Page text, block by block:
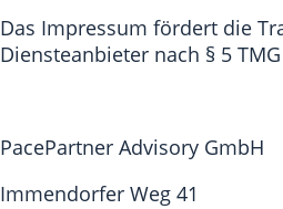
Das Impressum fördert die
Diensteanbieter nach § 5
PacePartner Advisory GmbH
Immendorfer Weg 41